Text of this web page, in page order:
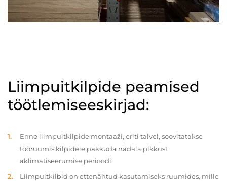
Liimpuitkilpide peamised
töötlemiseeskirjad:
Enne liimpuitkilpide montaaži, eriti talvel, soovitatakse
tööruumis kilpidele pakkuda nädala pikkust
aklimatiseerumise perioodi.
Liimpuitkilbid on ettenähtud kasutamiseks ruumides, mille